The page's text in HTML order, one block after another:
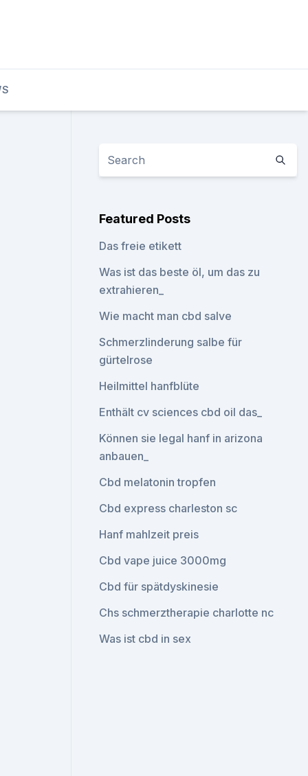
Featured Posts
Das freie etikett
Was ist das beste öl, um das zu
extrahieren_
Wie macht man cbd salve
Schmerzlinderung salbe für
gürtelrose
Heilmittel hanfblüte
Enthält cv sciences cbd oil das_
Können sie legal hanf in arizona
anbauen_
Cbd melatonin tropfen
Cbd express charleston sc
Hanf mahlzeit preis
Cbd vape juice 3000mg
Cbd für spätdyskinesie
Chs schmerztherapie charlotte nc
Was ist cbd in sex